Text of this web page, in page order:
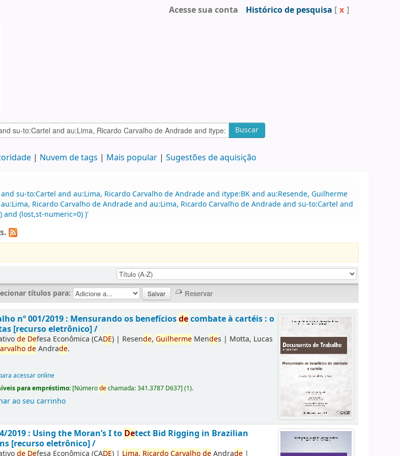
Acesse sua conta Histórico de pesquisa [ x ]
Buscar
Nuvem de tags Mais popular Sugestões de aquisição
su-to:Cartel and au:Lima, Ricardo Carvalho de Andrade and itype:BK and au:Resende, Guilherme
Ricardo Carvalho de Andrade and au:Lima, Ricardo Carvalho de Andrade and su-to:Cartel and
and (lost,st-numeric=0) )'
títulos para:
nº 001/2019 : Mensurando os benefíciosdecombate à cartéis : o
[recurso eletrônico] /
de Defesa Econômica (CADE) | Resende,Guilherme Mendes | Motta, Lucas
deAndrade.
acessar online
para empréstimo: [Númerodechamada:341.3787 D637](1).
ao seu carrinho
2019 : Using the Moran’s I to Detect Bid Rigging in Brazilian
[recurso eletrônico] /